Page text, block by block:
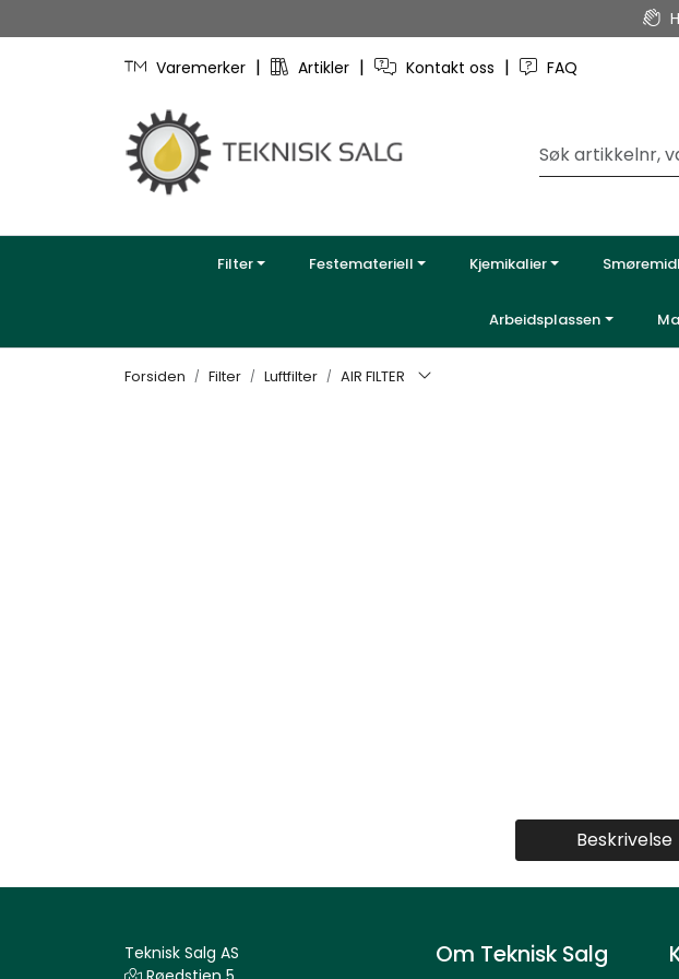
Varemerker | Artikler | Kontakt oss | FAQ
Filter Festemateriell Kjemikalier
Arbeidsplassen
Forsiden Filter Luftfilter AIR FILTER
Beskrivelse
Teknisk Salg AS
Om Teknisk Salg